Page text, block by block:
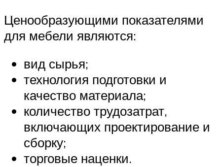
Ценообразующими показателями
для мебели являются:
вид сырья;
технология подготовки и
качество материала;
количество трудозатрат,
включающих проектирование и
сборку;
торговые наценки.